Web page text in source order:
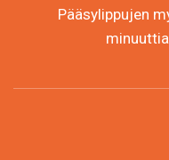
Pääsylippujen